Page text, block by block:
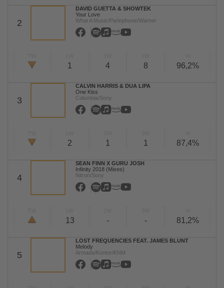
2
DAVID GUETTA & SHOWTEK
Your Love
What A Music/Parlophone/Warner
1 4 8 96,2%
3
CALVIN HARRIS & DUA LIPA
One Kiss
Columbia/Sony
2 1 1 87,4%
4
SEAN FINN X GURU JOSH
Infinity 2018 (Mixes)
Nitron/Sony
13 - - 81,2%
5
LOST FREQUENCIES FEAT. JAMES BLUNT
Melody
Armada/Kontor/KNM